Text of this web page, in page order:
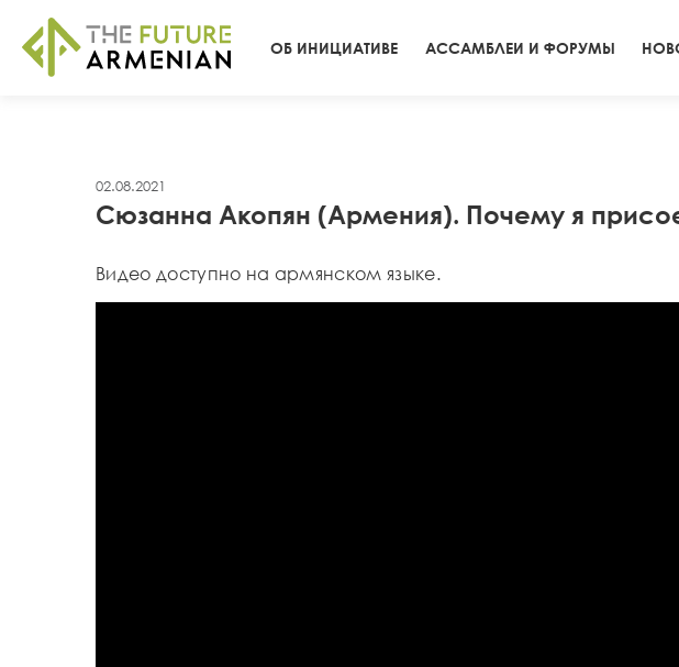
ОБ ИНИЦИАТИВЕ АССАМБЛЕИ И ФОРУМЫ
02.08.2021
Сюзанна Акопян (Армения). Почему я
Видео доступно на армянском языке.